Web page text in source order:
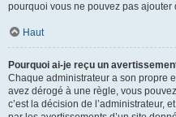
pourquoi vous ne pouvez pas ajouter
Haut
Pourquoi ai-je reçu un
Chaque administrateur a son propre
avez dérogé à une règle, vous
c’est la décision de l’administrateur,